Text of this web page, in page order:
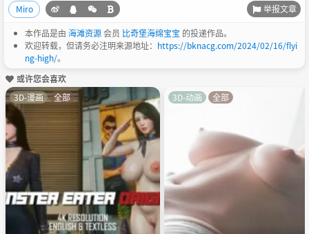
Miro 举报文章
本作品是由 海滩资源会员 比奇堡海绵宝宝 的投递作品。
欢迎转载，但请务必注明来源地址： https://bknacg.com/2024/02/16/flyi
ng-high/。
或许您会喜欢
3D-漫画 全部 3D-动画 全部